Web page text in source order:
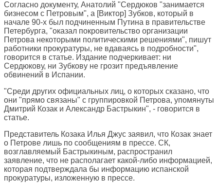
Согласно документу, Анатолий "Сердюков "занимается
бизнесом с Петровым", а [Виктор] Зубков, который в
начале 90-х был подчиненным Путина в правительстве
Петербурга, "оказал покровительство организации
Петрова некоторыми политическими решениями", пишут
работники прокуратуры, не вдаваясь в подробности",
говорится в статье. Издание подчеркивает: ни
Сердюкову, ни Зубкову не грозит предъявление
обвинений в Испании.
"Среди других официальных лиц, о которых сказано, что
они "прямо связаны" с группировкой Петрова, упомянуты
Дмитрий Козак и Александр Бастрыкин", - говорится в
статье.
Представитель Козака Илья Джус заявил, что Козак знает
о Петрове лишь по сообщениям в прессе. СК,
возглавляемый Бастрыкиным, распространил
заявление, что не располагает какой-либо информацией,
которая подтверждала бы информацию испанской
прокуратуры, изложенную в прессе.